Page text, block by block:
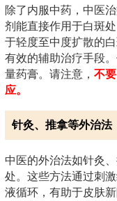
除了内服中药，中医
剂能直接作用于白斑
于轻度至中度扩散的
有效的辅助治疗手段
量药膏。请注意， 不
应。
针灸、推拿等外治法
中医的外治法如针灸
处。这些方法通过刺
液循环，有助于皮肤